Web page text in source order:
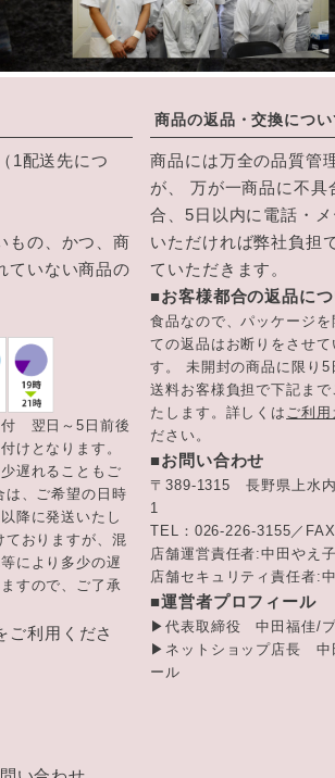
（1配送先につ
もの、かつ、商
ていない商品の
付 翌日～5日前後
けとなります。
遅れることもご
は、ご希望の日時
降に発送いたし
ておりますが、混
により多少の遅
すので、ご了承
ご利用くださ
商品の返品・交換につい
商品には万全の品質管
が、 万が一商品に不具
合、5日以内に電話・
いただければ弊社負担
ていただきます。
■お客様都合の返品に
食品なので、パッケージ
ての返品はお断りをさせて
す。 未開封の商品に限り5
送料お客様負担で下記ま
たします。詳しくは ご利
ださい。
■お問い合わせ
〒389-1315 長野県上水
1
TEL：026‐226-3155／
店舗運営責任者:中田やえ
店舗セキュリティ責任者:
■運営者プロフィール
▶ 代表取締役 中田福佳/
▶ ネットショップ店長 中
ール